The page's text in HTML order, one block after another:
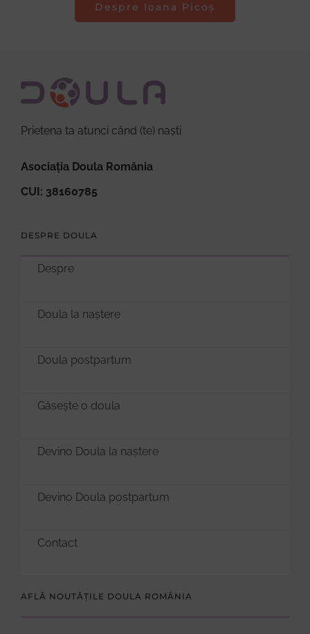
Despre Ioana Picoș
Prietena ta atunci când (te) naști
Asociația Doula România
CUI: 38160785
DESPRE DOULA
Despre
Doula la naștere
Doula postpartum
Găsește o doula
Devino Doula la naștere
Devino Doula postpartum
Contact
AFLĂ NOUTĂȚILE DOULA ROMÂNIA